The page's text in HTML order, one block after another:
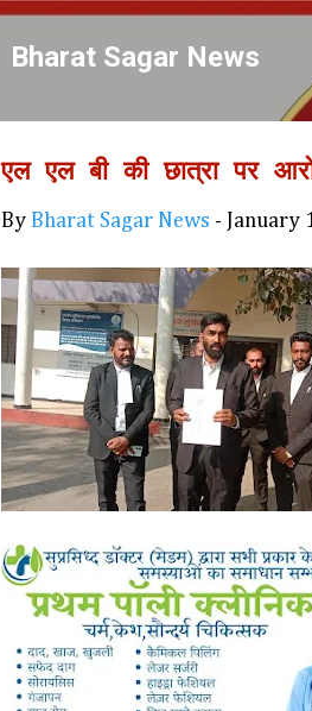
Bharat Sagar News
एल एल बी की छात्रा पर
By Bharat Sagar News - January